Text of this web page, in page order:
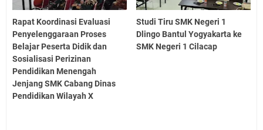
Rapat Koordinasi Evaluasi
Penyelenggaraan Proses
Belajar Peserta Didik dan
Sosialisasi Perizinan
Pendidikan Menengah
Jenjang SMK Cabang Dinas
Pendidikan Wilayah X
Studi Tiru SMK Negeri 1
Dlingo Bantul Yogyakarta ke
SMK Negeri 1 Cilacap